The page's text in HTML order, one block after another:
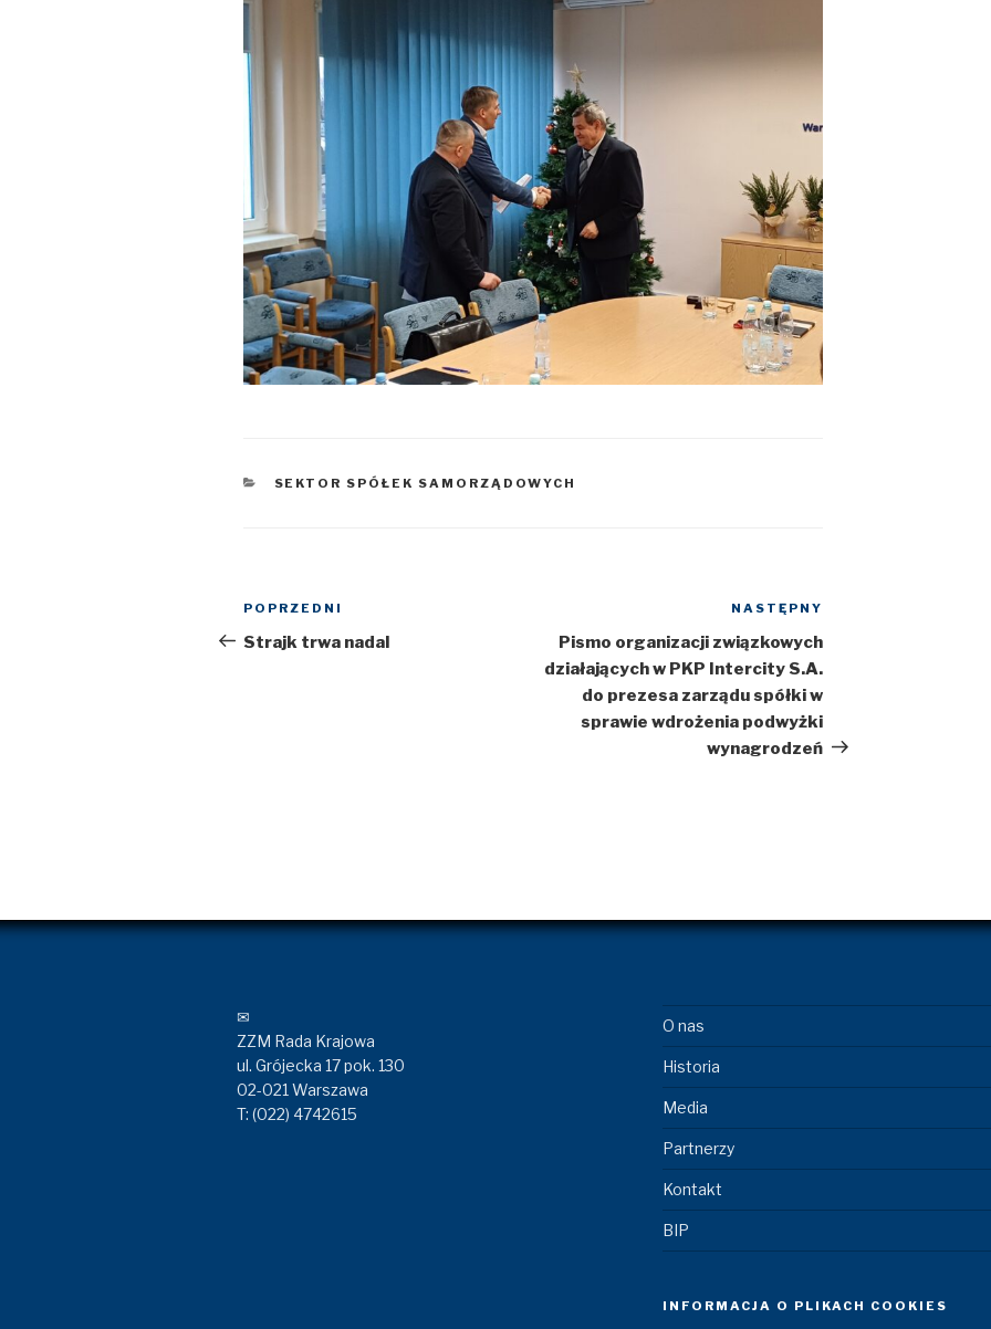
KATEGORIE
SEKTOR SPÓŁEK SAMORZĄDOWYCH
Nawigacja
wpisu
Poprzedni
wpis
POPRZEDNI
Strajk trwa nadal
NASTĘPNY
Pismo organizacji związkowych
działających w PKP Intercity S.A.
do prezesa zarządu spółki w
sprawie wdrożenia podwyżki
wynagrodzeń
✉
ZZM Rada Krajowa
ul. Grójecka 17 pok. 130
02-021 Warszawa
T: (022) 4742615
O nas
Historia
Media
Partnerzy
Kontakt
BIP
INFORMACJA O PLIKACH COOKIES